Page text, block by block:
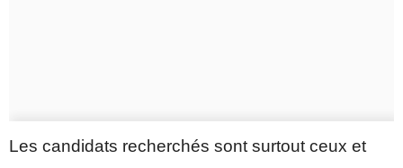
Les candidats recherchés sont surtout ceux et